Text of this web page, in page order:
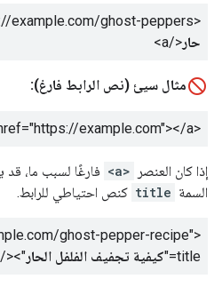
<a href="https://example.com/ghost-peppers">
حار</a>
مثال سيئ (نص الرابط فارغ):
<a href="https://example.com">
</a>
إذا كان العنصر <a>
السمة title كنص احتياطي للرابط.
ghost-pepper-recipe"
title="
كيفية تجفيف الفلفل الحار"></a>